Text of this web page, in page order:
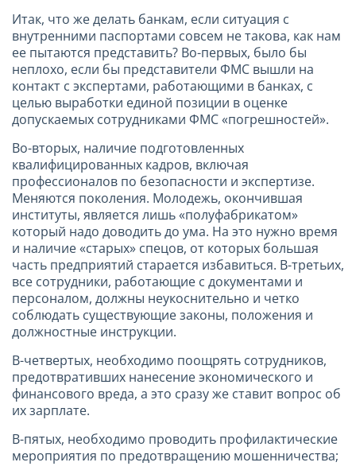
Итак, что же делать банкам, если ситуация с
внутренними паспортами совсем не такова, как нам
ее пытаются представить? Во-первых, было бы
неплохо, если бы представители ФМС вышли на
контакт с экспертами, работающими в банках, с
целью выработки единой позиции в оценке
допускаемых сотрудниками ФМС «погрешностей».
Во-вторых, наличие подготовленных
квалифицированных кадров, включая
профессионалов по безопасности и экспертизе.
Меняются поколения. Молодежь, окончившая
институты, является лишь «полуфабрикатом»
который надо доводить до ума. На это нужно время
и наличие «старых» спецов, от которых большая
часть предприятий старается избавиться. В-третьих,
все сотрудники, работающие с документами и
персоналом, должны неукоснительно и четко
соблюдать существующие законы, положения и
должностные инструкции.
В-четвертых, необходимо поощрять сотрудников,
предотвративших нанесение экономического и
финансового вреда, а это сразу же ставит вопрос об
их зарплате.
В-пятых, необходимо проводить профилактические
мероприятия по предотвращению мошенничества;